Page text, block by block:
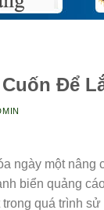
Để
ngày một
biển quảng
quá trình sử